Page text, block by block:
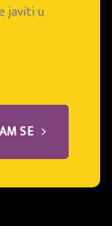
javiti u
SE